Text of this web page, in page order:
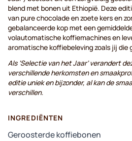
blend met bonen uit Ethiopië. Deze
van pure chocolade en zoete kers en
gebalanceerde kop met een
volautomatische koffiemachines en
aromatische koffiebeleving zoals jij die
Als ‘Selectie van het Jaar’ verandert
verschillende herkomsten en
editie uniek en bijzonder, al kan de
verschillen.
INGREDIËNTEN
Geroosterde koffiebonen